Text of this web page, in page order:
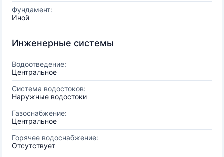
Фундамент:
Иной
Инженерные системы
Водоотведение:
Центральное
Система водостоков:
Наружные водостоки
Газоснабжение:
Центральное
Горячее водоснабжение:
Отсутствует